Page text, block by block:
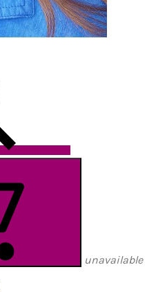
unavailable